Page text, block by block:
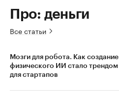
Про: деньги
Все статьи
Мозги для робота. Как создание
физического ИИ стало трендом
для стартапов